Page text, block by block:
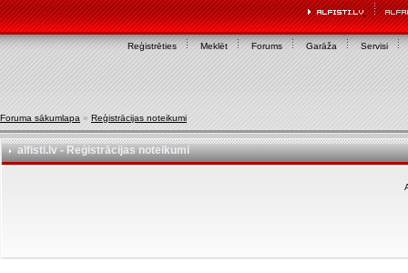
Reģistrēties Meklēt Forums Garāža Servisi
Foruma sākumlapa » Reģistrācijas noteikumi
alfisti.lv - Reģistrācijas noteikumi